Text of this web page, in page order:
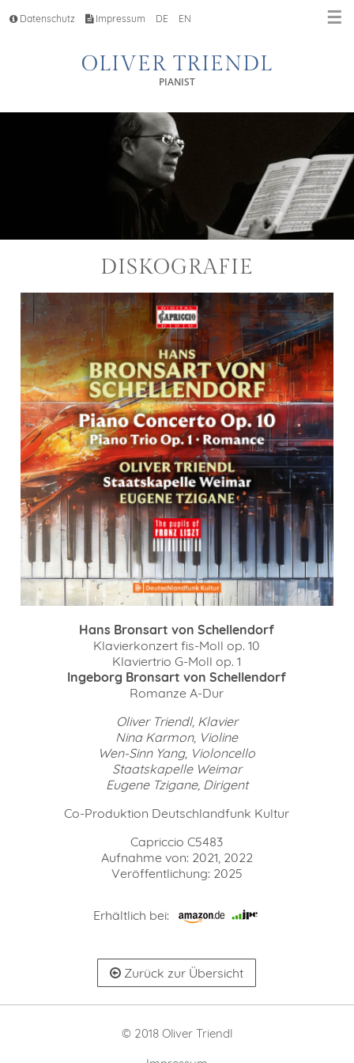
Datenschutz Impressum DE EN ☰
OLIVER TRIENDL
PIANIST
DISKOGRAFIE
Hans Bronsart von Schellendorf
Klavierkonzert fis-Moll op. 10
Klaviertrio G-Moll op. 1
Ingeborg Bronsart von Schellendorf
Romanze A-Dur
Oliver Triendl, Klavier
Nina Karmon, Violine
Wen-Sinn Yang, Violoncello
Staatskapelle Weimar
Eugene Tzigane, Dirigent
Co-Produktion Deutschlandfunk Kultur
Capriccio C5483
Aufnahme von: 2021, 2022
Veröffentlichung: 2025
Erhältlich bei:
Zurück zur Übersicht
© 2018 Oliver Triendl